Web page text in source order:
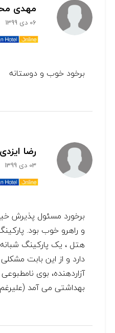
مهدی
06 دی 1399
برخود خوب و دوستانه
رضا ایزدی
03 دی 1399
برخورد مسئول پذیرش
و راهرو خوب بود.
هتل ، یک پارکینگ شبانه
دارد و از این بابت
آزاردهنده، بوی
بهداشتی می آمد